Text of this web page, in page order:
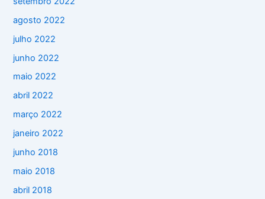
agosto 2022
julho 2022
junho 2022
maio 2022
abril 2022
março 2022
janeiro 2022
junho 2018
maio 2018
abril 2018